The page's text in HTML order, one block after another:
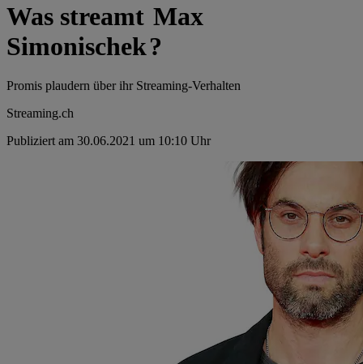
Was streamt Max
Simonischek ?
Promis plaudern über ihr Streaming-Verhalten
Streaming.ch
Publiziert am 30.06.2021 um 10:10 Uhr